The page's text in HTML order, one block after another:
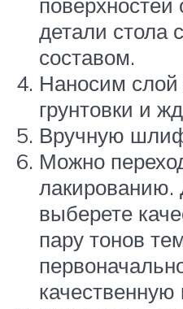
детали стола
составом.
Наносим слой
грунтовки и
Вручную
Можно
лакированию.
выберете
пару тонов
качественную